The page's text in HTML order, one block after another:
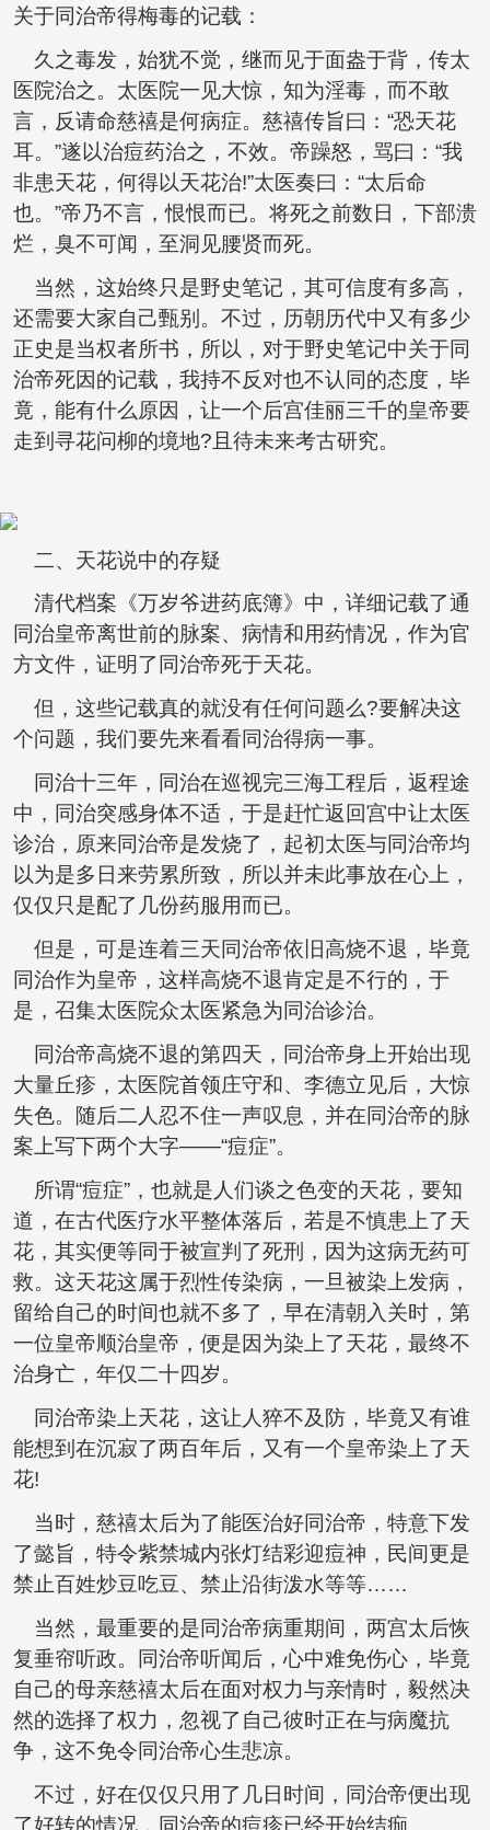
关于同治帝得梅毒的记载：
久之毒发，始犹不觉，继而见于面盎于背，传太
医院治之。太医院一见大惊，知为淫毒，而不敢
言，反请命慈禧是何病症。慈禧传旨曰：“恐天花
耳。”遂以治痘药治之，不效。帝躁怒，骂曰：“我
非患天花，何得以天花治!”太医奏曰：“太后命
也。”帝乃不言，恨恨而已。将死之前数日，下部溃
烂，臭不可闻，至洞见腰贤而死。
当然，这始终只是野史笔记，其可信度有多高，
还需要大家自己甄别。不过，历朝历代中又有多少
正史是当权者所书，所以，对于野史笔记中关于同
治帝死因的记载，我持不反对也不认同的态度，毕
竟，能有什么原因，让一个后宫佳丽三千的皇帝要
走到寻花问柳的境地?且待未来考古研究。
二、天花说中的存疑
清代档案《万岁爷进药底簿》中，详细记载了通
同治皇帝离世前的脉案、病情和用药情况，作为官
方文件，证明了同治帝死于天花。
但，这些记载真的就没有任何问题么?要解决这
个问题，我们要先来看看同治得病一事。
同治十三年，同治在巡视完三海工程后，返程途
中，同治突感身体不适，于是赶忙返回宫中让太医
诊治，原来同治帝是发烧了，起初太医与同治帝均
以为是多日来劳累所致，所以并未此事放在心上，
仅仅只是配了几份药服用而已。
但是，可是连着三天同治帝依旧高烧不退，毕竟
同治作为皇帝，这样高烧不退肯定是不行的，于
是，召集太医院众太医紧急为同治诊治。
同治帝高烧不退的第四天，同治帝身上开始出现
大量丘疹，太医院首领庄守和、李德立见后，大惊
失色。随后二人忍不住一声叹息，并在同治帝的脉
案上写下两个大字——“痘症”。
所谓“痘症”，也就是人们谈之色变的天花，要知
道，在古代医疗水平整体落后，若是不慎患上了天
花，其实便等同于被宣判了死刑，因为这病无药可
救。这天花这属于烈性传染病，一旦被染上发病，
留给自己的时间也就不多了，早在清朝入关时，第
一位皇帝顺治皇帝，便是因为染上了天花，最终不
治身亡，年仅二十四岁。
同治帝染上天花，这让人猝不及防，毕竟又有谁
能想到在沉寂了两百年后，又有一个皇帝染上了天
花!
当时，慈禧太后为了能医治好同治帝，特意下发
了懿旨，特令紫禁城内张灯结彩迎痘神，民间更是
禁止百姓炒豆吃豆、禁止沿街泼水等等……
当然，最重要的是同治帝病重期间，两宫太后恢
复垂帘听政。同治帝听闻后，心中难免伤心，毕竟
自己的母亲慈禧太后在面对权力与亲情时，毅然决
然的选择了权力，忽视了自己彼时正在与病魔抗
争，这不免令同治帝心生悲凉。
不过，好在仅仅只用了几日时间，同治帝便出现
了好转的情况，同治帝的痘疹已经开始结痂。